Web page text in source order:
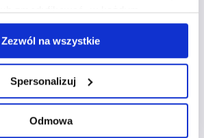
zmodyfikować w każdym
zgody nie wpływa na zgodność z
którego dokonano przed
informacji o wykorzystaniu plików
przetwarzania danych osobowych
Zezwól na wszystkie
Spersonalizuj
Odmowa
to osoba fizyczna lub
w wyniku procesu cesji
i obowiązki wynikające
przejmuje prawa do
oraz obowiązki, takie
kosztów lub